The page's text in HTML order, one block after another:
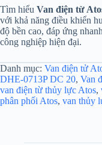
Tìm hiểu Van điện từ
với khả năng điều khiển
độ bền cao, đáp ứng
công nghiệp hiện đại.
Danh mục: Van điện tử
DHE-0713P DC 20, Van
van điện từ thủy lực Atos,
phân phối Atos, van thủy